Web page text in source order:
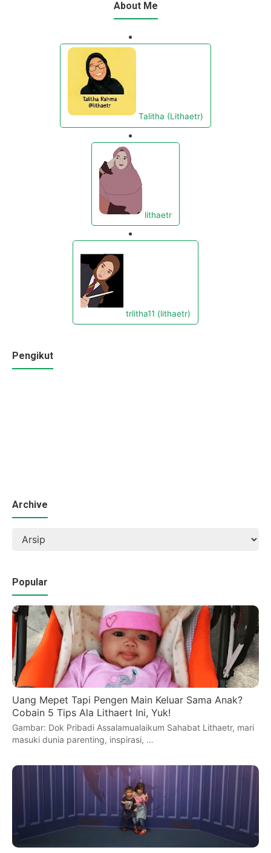
About Me
Talitha (Lithaetr)
lithaetr
trlitha11 (lithaetr)
Pengikut
Archive
Popular
Uang Mepet Tapi Pengen Main Keluar Sama Anak?
Cobain 5 Tips Ala Lithaert Ini, Yuk!
Gambar: Dok Pribadi Assalamualaikum Sahabat Lithaetr, mari
masuki dunia parenting, inspirasi, …